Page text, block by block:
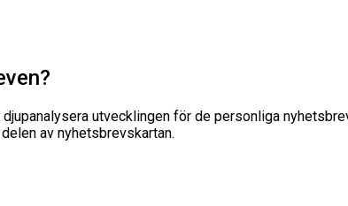
utvecklingen för de personliga
av nyhetsbrevskartan.